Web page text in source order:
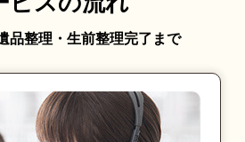
品整理・生前整理完了まで